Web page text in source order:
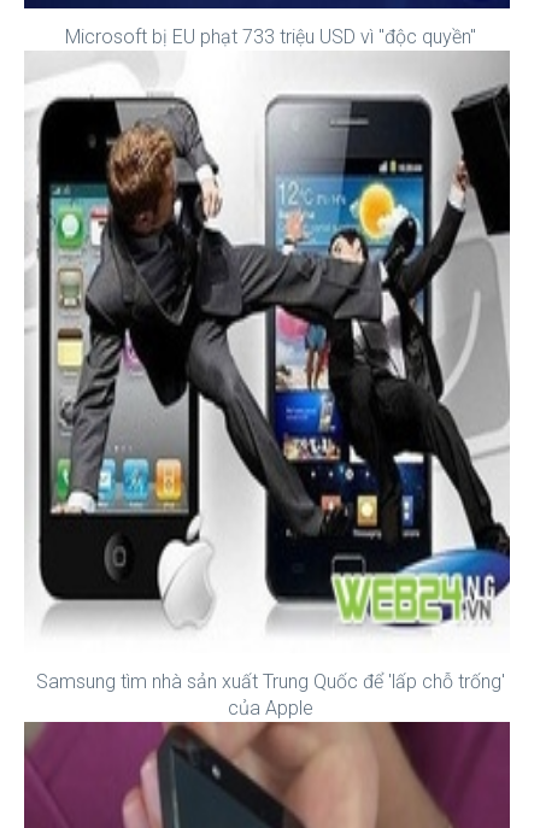
Microsoft bị EU phạt 733 triệu USD vì "độc quyền"
Samsung tìm nhà sản xuất Trung Quốc để 'lấp chỗ trống'
của Apple